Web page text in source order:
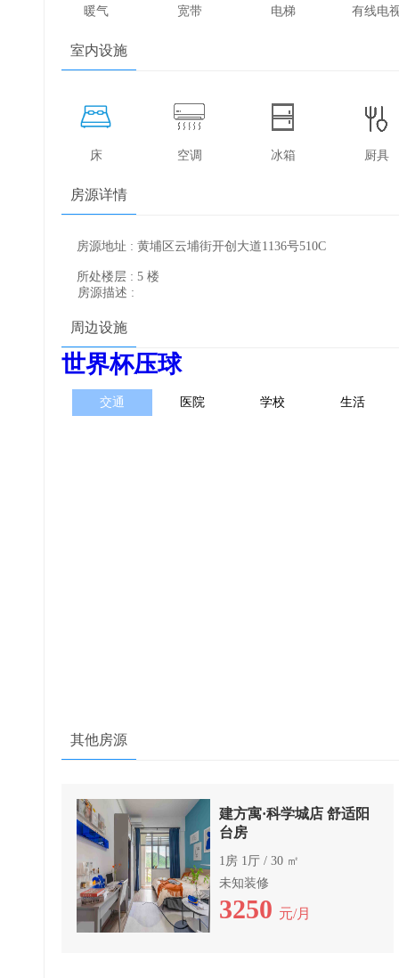
暖气 宽带 电梯 有线电
室内设施
床 空调 冰箱 厨具
房源详情
房源地址 : 黄埔区云埔街开创大道1136号510C
所处楼层 : 5 楼
房源描述 :
周边设施
其他房源
建方寓·科学城店 舒适阳
台房
1房 1厅 / 30 ㎡
未知装修
3250 元/月